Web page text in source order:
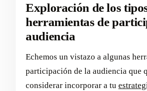
Exploración de los
herramientas de
audiencia
Echemos un vistazo a algunas
participación de la audiencia que
considerar incorporar a tu